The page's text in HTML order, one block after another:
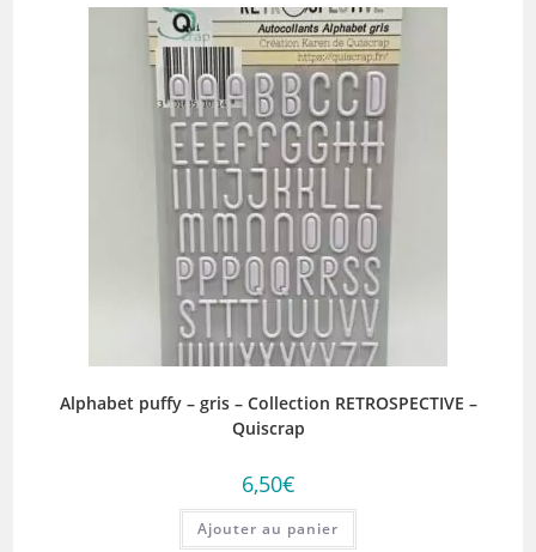
Alphabet puffy – gris – Collection RETROSPECTIVE –
Quiscrap
6,50€
Ajouter au panier